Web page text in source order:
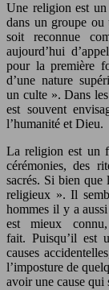
Une religion est un
dans un groupe
soit reconnue
aujourd’hui
pour la première
d’une nature
un culte ». Dans
est souvent
l’humanité et Dieu.
La religion est un
cérémonies, des
sacrés. Si bien que
religieux ». Il
hommes il y a
est mieux
fait. Puisqu’il est
causes
l’imposture de
avoir une cause qui